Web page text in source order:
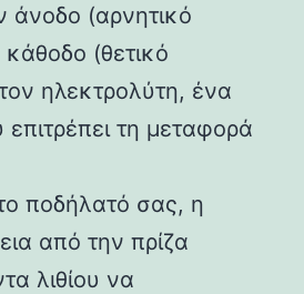
άνοδο (αρνητικό
κάθοδο (θετικό
ηλεκτρολύτη, ένα
τη μεταφορά
ποδήλατό σας, η
από την πρίζα
λιθίου να